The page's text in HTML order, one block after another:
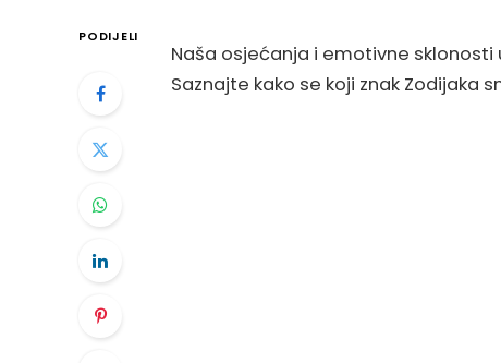
PODIJELI
Naša osjećanja i emotivne
Saznajte kako se koji znak Zodijaka